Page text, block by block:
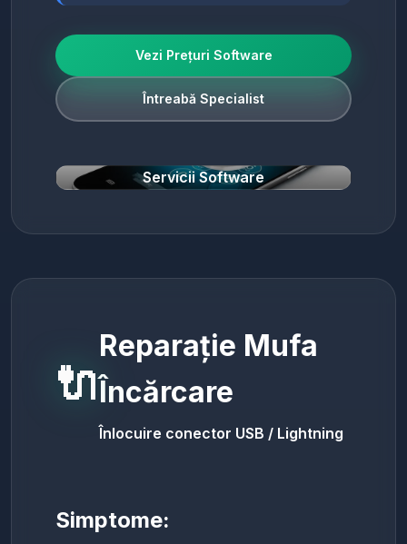
Vezi Prețuri Software
Întreabă Specialist
Servicii Software
🔌
Reparație Mufa
Încărcare
Înlocuire conector USB / Lightning
Simptome: